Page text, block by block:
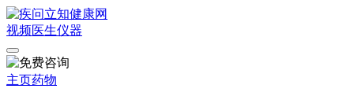
视频医生仪器
主页药物